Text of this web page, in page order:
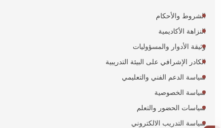
الشروط والأحكام
النزاهة الأكاديمية
وثيقة الأدوار والمسؤوليات
الكادر الإشرافي على البيئة التدريبية
سياسة الدعم الفني والتعليمي
سياسة الخصوصية
سياسات الحضور والتعلم
سياسة التدريب الالكتروني